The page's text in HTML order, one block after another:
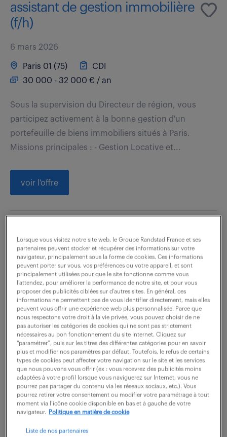
assistant de gestion immobilière
(f/h)
6 mars 2026
Paris 01 (75)
CDI
30 000 - 32 000 € / an
Sous la supervision du Directeur de région, vous
participez activement à la bonne gestion d'un
portefeuille de biens immobiliers situés à Paris.
Missions principales : - Gestion Locative et...
voir l'offre
assistant de gestion immobilière
(f/h)
5 mars 2026
Paris 01 (75)
CDI
38 000 - 40 000 € / an
Votre rôle couvre l'intégralité du support administratif
et comptable pour la gestion d'un portefeuille
d'immeubles tertiaires en France. En relation
constante avec les membres de l'équipe, vous...
voir l'offre
Lorsque vous visitez notre site web, le Groupe Randstad France et ses
partenaires peuvent stocker et récupérer des informations sur votre
navigateur, principalement sous la forme de cookies. Ces informations
peuvent porter sur vous, vos préférences ou votre appareil, et sont
principalement utilisées pour que le site fonctionne comme vous
l’attendez, pour améliorer la performance de notre site, et pour vous
proposer des publicités ciblées sur d’autres sites. En général, ces
informations ne permettent pas de vous identifier directement, mais elles
peuvent vous offrir une expérience web plus personnalisée. Parce que
nous respectons votre droit à la vie privée, vous pouvez choisir de ne
pas autoriser les catégories de cookies qui ne sont pas strictement
nécessaires au bon fonctionnement du site Internet. Cliquez sur
“paramétrer”, puis sur les titres des différentes catégories pour en savoir
plus et modifier nos paramètres par défaut. Toutefois, le refus de certains
types de cookies peut affecter votre navigation sur le site et les services
que nous pouvons vous offrir (ex : vous recevrez des publicités moins
adaptées à votre profil lorsque vous naviguerez sur Internet, vous ne
pourrez pas partager du contenu via les réseaux sociaux, etc.). Vous
pourrez retirer votre consentement ou modifier votre paramétrage à tout
moment via l’icône cookie disponible en bas et à gauche de votre
navigateur.
Politique en matière de cookie
Liste de nos partenaires